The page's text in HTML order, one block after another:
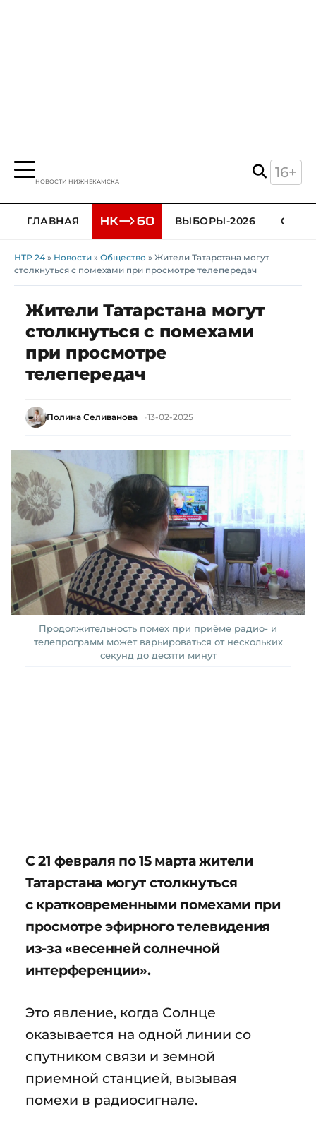
НОВОСТИ НИЖНЕКАМСКА
16+
ГЛАВНАЯ ВЫБОРЫ-2026
НТР 24 » Новости » Общество » Жители Татарстана могут
столкнуться с помехами при просмотре телепередач
Жители Татарстана могут
столкнуться с помехами
при просмотре
телепередач
Полина Селиванова 13-02-2025
Продолжительность помех при приёме радио- и
телепрограмм может варьироваться от нескольких
секунд до десяти минут
С 21 февраля по 15 марта жители
Татарстана могут столкнуться
с кратковременными помехами при
просмотре эфирного телевидения
из-за «весенней солнечной
интерференции».
Это явление, когда Солнце
оказывается на одной линии со
спутником связи и земной
приемной станцией, вызывая
помехи в радиосигнале.